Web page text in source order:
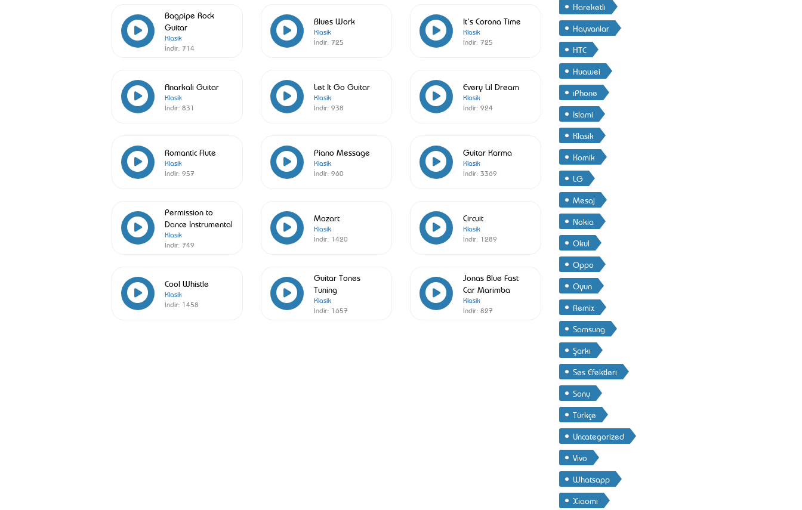
Bagpipe Rock
Guitar
Klasik
İndir: 714
Blues Work
Klasik
İndir: 725
It’s Corona Time
Klasik
İndir: 725
Anarkali Guitar
Klasik
İndir: 831
Let It Go Guitar
Klasik
İndir: 938
Every Lil Dream
Klasik
İndir: 924
Romantic Flute
Klasik
İndir: 957
Piano Message
Klasik
İndir: 960
Guitar Karma
Klasik
İndir: 3369
Permission to
Dance Instrumental
Klasik
İndir: 749
Mozart
Klasik
İndir: 1420
Circuit
Klasik
İndir: 1289
Cool Whistle
Klasik
İndir: 1458
Guitar Tones
Tuning
Klasik
İndir: 1657
Jonas Blue Fast
Car Marimba
Klasik
İndir: 827
Hareketli
Hayvanlar
HTC
Huawei
iPhone
Islami
Klasik
Komik
LG
Mesaj
Nokia
Okul
Oppo
Oyun
Remix
Samsung
Şarkı
Ses Efektleri
Sony
Türkçe
Uncategorized
Vivo
Whatsapp
Xiaomi